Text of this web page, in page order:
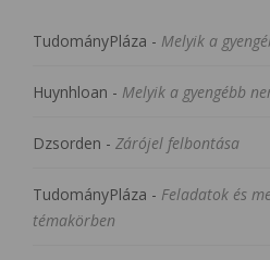
TudományPláza - Melyik a
Huynhloan - Melyik a gyengébb
Dzsorden - Zárójel felbontása
TudományPláza - Feladatok és
témakörben